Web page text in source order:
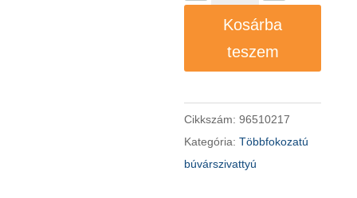
búvárszivattyú
Kosárba
teszem
Cikkszám:96510217
Kategória:Többfokozatú
búvárszivattyú